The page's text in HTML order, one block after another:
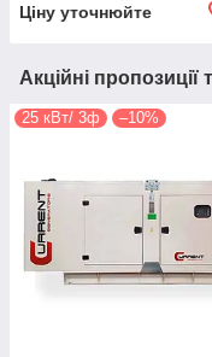
Ціну уточнюйте
Акційні пропозиції
25 кВт/ 3ф –10%